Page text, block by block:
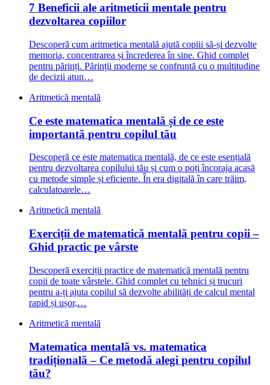
7 Beneficii ale aritmeticii mentale pentru
dezvoltarea copiilor
Descoperă cum aritmetica mentală ajută copiii să-și dezvolte
memoria, concentrarea și încrederea în sine. Ghid complet
pentru părinți. Părinții moderne se confruntă cu o multitudine
de decizii atun…
Aritmetică mentală
Ce este matematica mentală și de ce este
importantă pentru copilul tău
Descoperă ce este matematica mentală, de ce este esențială
pentru dezvoltarea copilului tău și cum o poți încoraja acasă
cu metode simple și eficiente. În era digitală în care trăim,
calculatoarele…
Aritmetică mentală
Exerciții de matematică mentală pentru copii –
Ghid practic pe vârste
Descoperă exerciții practice de matematică mentală pentru
copii de toate vârstele. Ghid complet cu tehnici și trucuri
pentru a-ți ajuta copilul să dezvolte abilități de calcul mental
rapid și ușor,…
Aritmetică mentală
Matematica mentală vs. matematica
tradițională – Ce metodă alegi pentru copilul
tău?